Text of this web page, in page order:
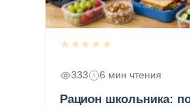
★★★★★
333 6 мин чтения
Рацион школьника: